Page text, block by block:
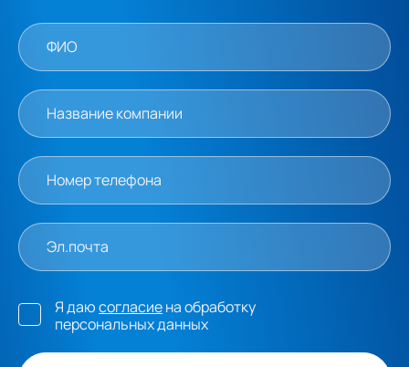
Я даюсогласиена обработку
персональных данных